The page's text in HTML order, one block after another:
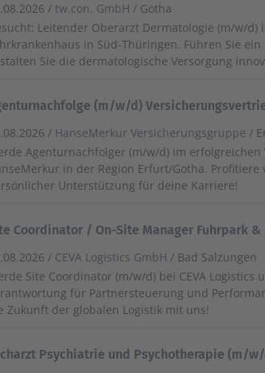
/tw.con. GmbH / Gotha
Leitender Oberarzt Dermatologie (m/w/d)
in Süd-Thüringen. Führen Sie
Sie die dermatologische Versorgung
(m/w/d)
/ HanseMerkur Versicherungsgruppe /
Agenturnachfolger (m/w/d) im
in der Region Erfurt/Gotha. Profitiere
Unterstützung für deine Karriere!
Coordinator / On-Site Manager Fuhrpark
/ CEVA Logistics GmbH / Bad Salzungen
Site Coordinator (m/w/d) bei CEVA
für Partnersteuerung und
Zukunft der globalen Logistik mit uns!
Psychiatrie und Psychotherapie (m/